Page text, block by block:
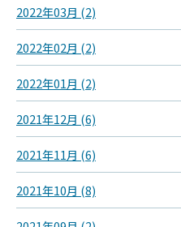
2022年03月 (2)
2022年02月 (2)
2022年01月 (2)
2021年12月 (6)
2021年11月 (6)
2021年10月 (8)